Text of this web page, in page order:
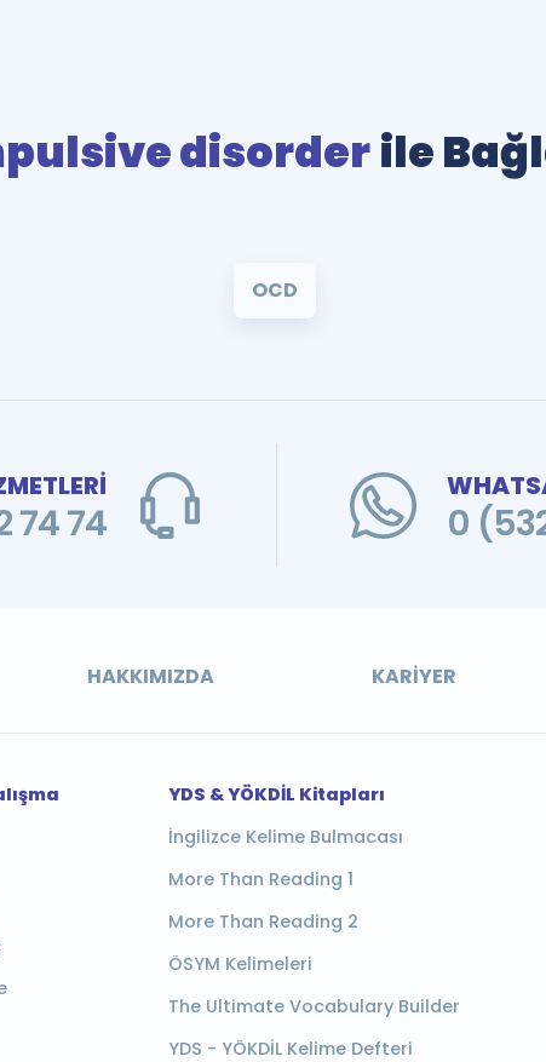
disorderile
OCD
74 74 0
HAKKIMIZDA KARIYER
YDS & YÖKDİL Kitapları
İngilizce Kelime Bulmacası
More Than Reading 1
More Than Reading 2
ÖSYM Kelimeleri
The Ultimate Vocabulary Builder
YDS - YÖKDİL Kelime Defteri